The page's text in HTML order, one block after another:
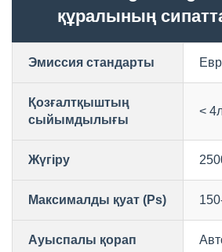
құралының
Эмиссия стандарты
Қозғалтқыштың
сыйымдылығы
<
Жүгіру
Максималды қуат (Ps)
Ауыспалы қорап